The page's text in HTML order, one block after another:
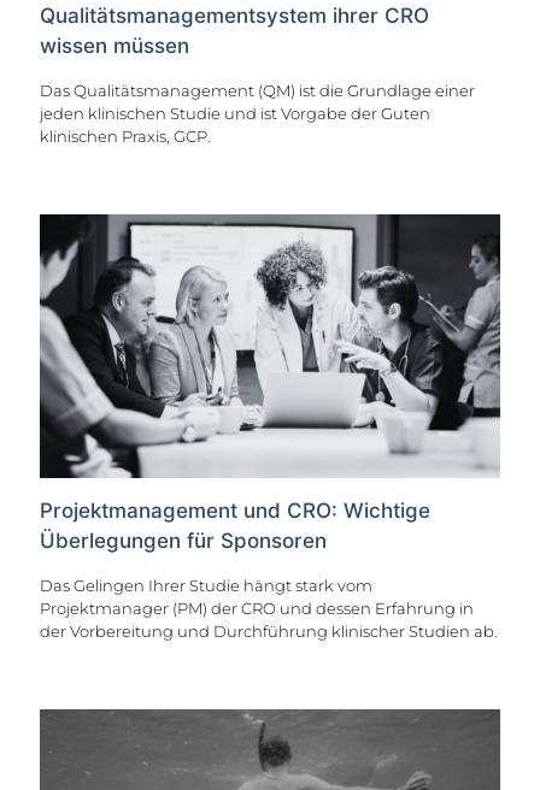
Qualitätsmanagementsystem ihrer CRO
wissen müssen
Das Qualitätsmanagement (QM) ist die Grundlage einer
jeden klinischen Studie und ist Vorgabe der Guten
klinischen Praxis, GCP.
Projektmanagement und CRO: Wichtige
Überlegungen für Sponsoren
Das Gelingen Ihrer Studie hängt stark vom
Projektmanager (PM) der CRO und dessen Erfahrung in
der Vorbereitung und Durchführung klinischer Studien ab.